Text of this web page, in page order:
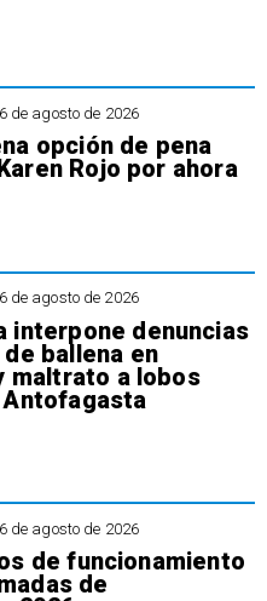
6 de agosto de 2026
opción de pena
Rojo por ahora
6 de agosto de 2026
interpone denuncias
ballena en
maltrato a lobos
6 de agosto de 2026
de funcionamiento
de